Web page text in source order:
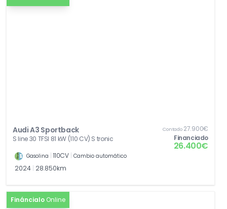
Audi A3 Sportback
S line 30 TFSI 81 kW (110 CV) S tronic
Contado27.900€
Financiado
26.400€
Gasolina 110CV Cambio automático
2024 28.850km
Fináncialo Online